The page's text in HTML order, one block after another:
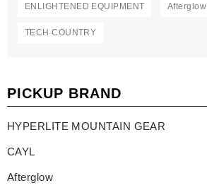
ENLIGHTENED EQUIPMENT Afterglow
TECH COUNTRY
PICKUP BRAND
HYPERLITE MOUNTAIN GEAR
CAYL
Afterglow